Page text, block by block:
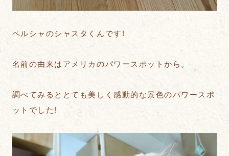
ペルシャのシャスタくんです!
名前の由来はアメリカのパワースポットから。
調べてみるととても美しく感動的な景色のパワースポ
ットでした!